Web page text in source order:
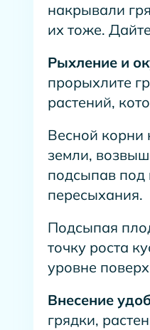
накрывали
их тоже.
Рыхление и
прорыхлите
растений,
Весной корни
земли,
подсыпав под
пересыхания.
Подсыпая
точку роста
уровне
Внесение
грядки,